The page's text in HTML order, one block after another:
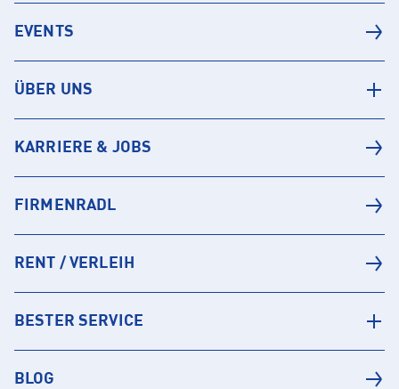
EVENTS
ÜBER UNS
KARRIERE & JOBS
FIRMENRADL
RENT / VERLEIH
BESTER SERVICE
BLOG